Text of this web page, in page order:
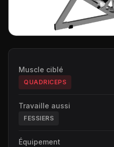
Muscle ciblé
QUADRICEPS
Travaille aussi
FESSIERS
Équipement